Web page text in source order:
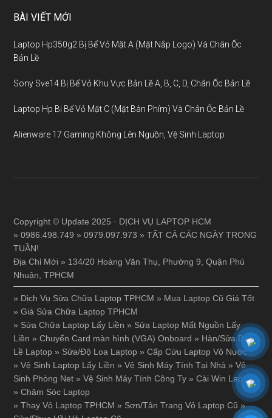
BÀI VIẾT MỚI
Laptop Hp350g2 Bị Bể Vỏ Mặt A (Mặt Nắp Logo) Và Chân Ốc
Bản Lề
Sony Sve14 Bị Bể Vỏ Khu Vực Bản Lề A, B, C, D, Chân Ốc Bản Lề
Laptop Hp Bị Bể Vỏ Mặt C (Mặt Bàn Phím) Và Chân Ốc Bản Lề
Alienware 17 Gaming Không Lên Nguồn, Vệ Sinh Laptop
Copyright © Update 2025 · DỊCH VỤ LAPTOP HCM
» 0986.498.749 » 0979.097.973 » TẤT CẢ CÁC NGÀY TRONG
TUẦN!
Địa Chỉ Mới » 134/20 Hoàng Văn Thụ, Phường 9, Quận Phú
Nhuận, TPHCM
» Dịch Vụ Sửa Chữa Laptop TPHCM » Mua Laptop Cũ Giá Tốt
»Giá Sửa Chữa Laptop TPHCM
» Sửa Chữa Laptop Lấy Liền » Sửa Laptop Mất Nguồn Lấy
Liền »Chuyển Card màn hình (VGA) Onboard » Hàn/Sửa Bản
Lề Laptop » Sửa/Độ Loa Laptop »Cấp Cứu Laptop Vô Nước
»Vệ Sinh Laptop Lấy Liền »Vệ Sinh Máy Tính Tại Nhà »Vệ
Sinh Phòng Net »Vệ Sinh Máy Tính Công Ty »Cài Win Laptop
»Chăm Sóc Laptop
»Thay Vỏ Laptop TPHCM » Sơn/Tân Trang Vỏ Laptop Cũ »